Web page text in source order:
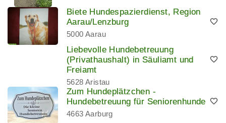
Biete Hundespazierdienst, Region
Aarau/Lenzburg
5000 Aarau
Liebevolle Hundebetreuung
(Privathaushalt) in Säuliamt und
Freiamt
5628 Aristau
Zum Hundeplätzchen -
Hundebetreuung für Seniorenhunde
4663 Aarburg